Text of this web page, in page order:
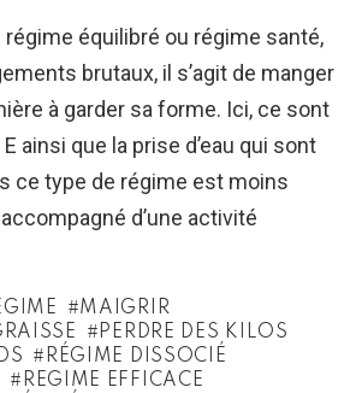
équilibré ou régime santé,
brutaux, il s’agit de manger
à garder sa forme. Ici, ce sont
ainsi que la prise d’eau qui sont
ce type de régime est moins
d’une activité
MAIGRIR
PERDRE DES KILOS
RÉGIME DISSOCIÉ
REGIME EFFICACE